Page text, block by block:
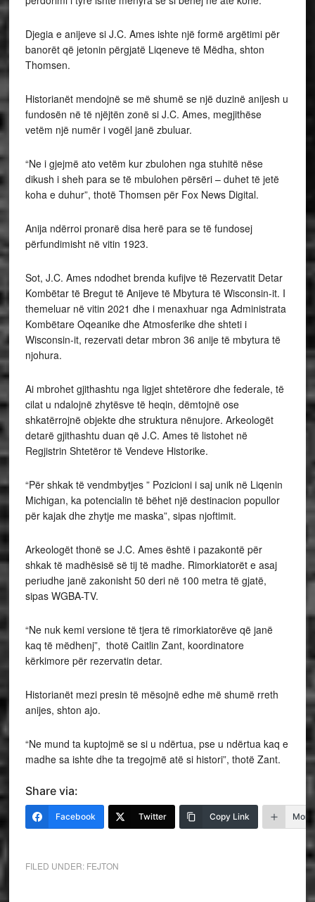
Djegia e anijeve si J.C. Ames ishte një formë argëtimi për
banorët që jetonin përgjatë Liqeneve të Mëdha, shton
Thomsen.
Historianët mendojnë se më shumë se një duzinë anijesh u
fundosën në të njëjtën zonë si J.C. Ames, megjithëse
vetëm një numër i vogël janë zbuluar.
“Ne i gjejmë ato vetëm kur zbulohen nga stuhitë nëse
dikush i sheh para se të mbulohen përsëri – duhet të jetë
koha e duhur”, thotë Thomsen për Fox News Digital.
Anija ndërroi pronarë disa herë para se të fundosej
përfundimisht në vitin 1923.
Sot, J.C. Ames ndodhet brenda kufijve të Rezervatit Detar
Kombëtar të Bregut të Anijeve të Mbytura të Wisconsin-it. I
themeluar në vitin 2021 dhe i menaxhuar nga Administrata
Kombëtare Oqeanike dhe Atmosferike dhe shteti i
Wisconsin-it, rezervati detar mbron 36 anije të mbytura të
njohura.
Ai mbrohet gjithashtu nga ligjet shtetërore dhe federale, të
cilat u ndalojnë zhytësve të heqin, dëmtojnë ose
shkatërrojnë objekte dhe struktura nënujore. Arkeologët
detarë gjithashtu duan që J.C. Ames të listohet në
Regjistrin Shtetëror të Vendeve Historike.
“Për shkak të vendmbytjes ” Pozicioni i saj unik në Liqenin
Michigan, ka potencialin të bëhet një destinacion popullor
për kajak dhe zhytje me maska”, sipas njoftimit.
Arkeologët thonë se J.C. Ames është i pazakontë për
shkak të madhësisë së tij të madhe. Rimorkiatorët e asaj
periudhe janë zakonisht 50 deri në 100 metra të gjatë,
sipas WGBA-TV.
“Ne nuk kemi versione të tjera të rimorkiatorëve që janë
kaq të mëdhenj”, thotë Caitlin Zant, koordinatore
kërkimore për rezervatin detar.
Historianët mezi presin të mësojnë edhe më shumë rreth
anijes, shton ajo.
“Ne mund ta kuptojmë se si u ndërtua, pse u ndërtua kaq e
madhe sa ishte dhe ta tregojmë atë si histori”, thotë Zant.
Share via:
Facebook Twitter Copy Link More
FILED UNDER: FEJTON